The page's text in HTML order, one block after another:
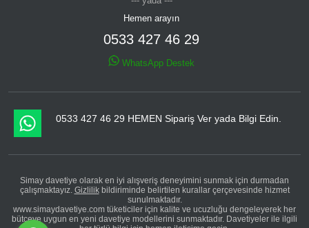
Hemen arayın
0533 427 46 29
WhatsApp Destek
0533 427 46 29 HEMEN Sipariş Ver yada Bilgi Edin.
Simay davetiye olarak en iyi alışveriş deneyimini sunmak için durmadan
çalışmaktayız. Gizlilikbildiriminde belirtilen kurallar çerçevesinde hizmet
sunulmaktadır.
www.simaydavetiye.com tüketiciler için kalite ve ucuzluğu dengeleyerek her
bütçeye uygun en yeni davetiye modellerini sunmaktadır. Davetiyeler ile ilgili